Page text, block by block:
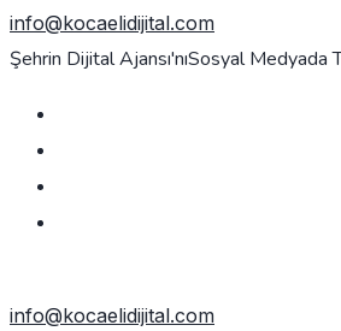
info@kocaelidijital.com
Şehrin Dijital Ajansı'nıSosyal Medyada
info@kocaelidijital.com